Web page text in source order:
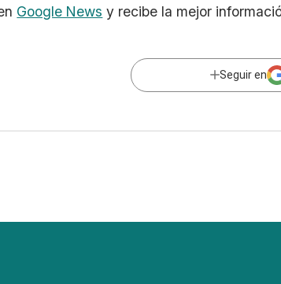
Google News y recibe la mejor
Seguir en